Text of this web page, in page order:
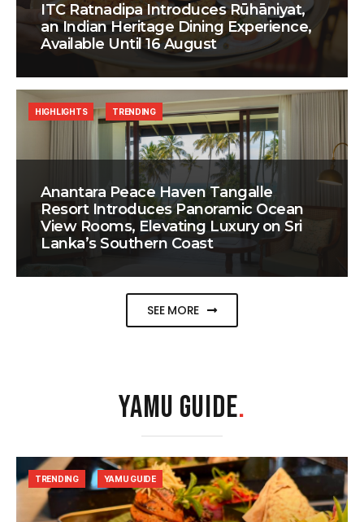
ITC Ratnadipa Introduces Rūhāniyat,
an Indian Heritage Dining Experience,
Available Until 16 August
Anantara Peace Haven Tangalle
Resort Introduces Panoramic Ocean
View Rooms, Elevating Luxury on Sri
Lanka’s Southern Coast
HIGHLIGHTS TRENDING
SEE MORE
YAMU GUIDE.
TRENDING YAMU GUIDE